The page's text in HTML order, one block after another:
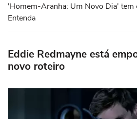
'Homem-Aranha: Um Novo Dia' tem
Entenda
Eddie Redmayne está
novo roteiro